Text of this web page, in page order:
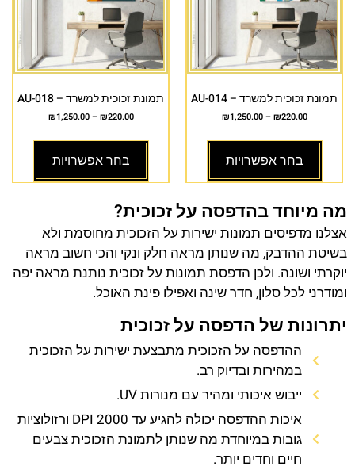
תמונת זכוכית למשרד – AU-014
₪220.00
–
₪1,250.00
בחר אפשרויות
תמונת זכוכית למשרד – AU-018
₪220.00
–
₪1,250.00
בחר אפשרויות
מה מיוחד בהדפסה על זכוכית?
אצלנו מדפיסים תמונות ישירות על הזכוכית מחוסמת ולא
בשיטת ההדבק, מה שנותן מראה חלק ונקי והכי חשוב מראה
יוקרתי ושונה. ולכן הדפסת תמונות על זכוכית נותנת מראה יפה
ומודרני לכל סלון, חדר שינה ואפילו פינת האוכל.
יתרונות של הדפסה על זכוכית
ההדפסה על הזכוכית מתבצעת ישירות על הזכוכית
במהירות ובדיוק רב.
ייבוש איכותי ומהיר עם מנורות UV.
איכות ההדפסה יכולה להגיע עד 2000 DPI ורזולוציות
גובות במיוחדת מה שנותן לתמונת הזכוכית צבעים
חיים וחדים יותר.